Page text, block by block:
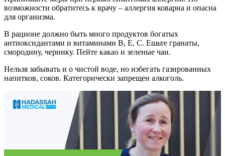
возможности обратитесь к врачу – аллергия коварна и опасна
для организма.
В рационе должно быть много продуктов богатых
антиоксидантами и витаминами B, E, C. Ешьте гранаты,
смородину, чернику. Пейте какао и зеленые чаи.
Нельзя забывать и о чистой воде, но избегать газированных
напитков, соков. Категорически запрещен алкоголь.